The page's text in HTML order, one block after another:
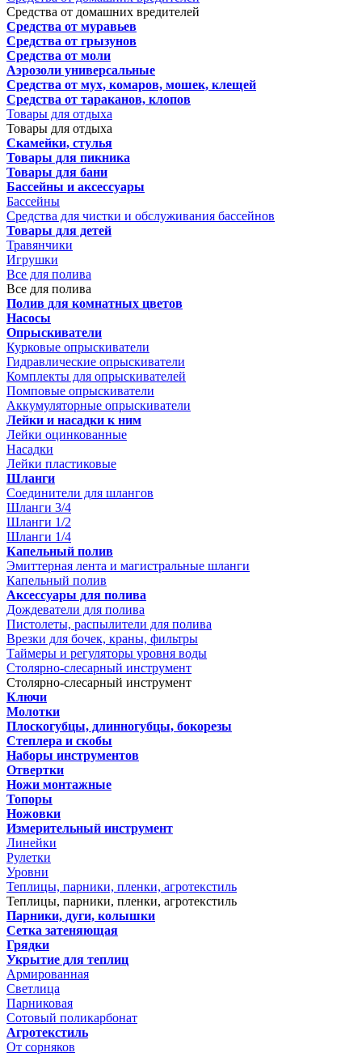
Средства от домашних вредителей
Средства от муравьев
Средства от грызунов
Средства от моли
Аэрозоли универсальные
Средства от мух, комаров, мошек, клещей
Средства от тараканов, клопов
Товары для отдыха
Товары для отдыха
Скамейки, стулья
Товары для пикника
Товары для бани
Бассейны и аксессуары
Бассейны
Средства для чистки и обслуживания бассейнов
Товары для детей
Травянчики
Игрушки
Все для полива
Все для полива
Полив для комнатных цветов
Насосы
Опрыскиватели
Курковые опрыскиватели
Гидравлические опрыскиватели
Комплекты для опрыскивателей
Помповые опрыскиватели
Аккумуляторные опрыскиватели
Лейки и насадки к ним
Лейки оцинкованные
Насадки
Лейки пластиковые
Шланги
Соединители для шлангов
Шланги 3/4
Шланги 1/2
Шланги 1/4
Капельный полив
Эмиттерная лента и магистральные шланги
Капельный полив
Аксессуары для полива
Дождеватели для полива
Пистолеты, распылители для полива
Врезки для бочек, краны, фильтры
Таймеры и регуляторы уровня воды
Столярно-слесарный инструмент
Столярно-слесарный инструмент
Ключи
Молотки
Плоскогубцы, длинногубцы, бокорезы
Степлера и скобы
Наборы инструментов
Отвертки
Ножи монтажные
Топоры
Ножовки
Измерительный инструмент
Линейки
Рулетки
Уровни
Теплицы, парники, пленки, агротекстиль
Теплицы, парники, пленки, агротекстиль
Парники, дуги, колышки
Сетка затеняющая
Грядки
Укрытие для теплиц
Армированная
Светлица
Парниковая
Сотовый поликарбонат
Агротекстиль
От сорняков